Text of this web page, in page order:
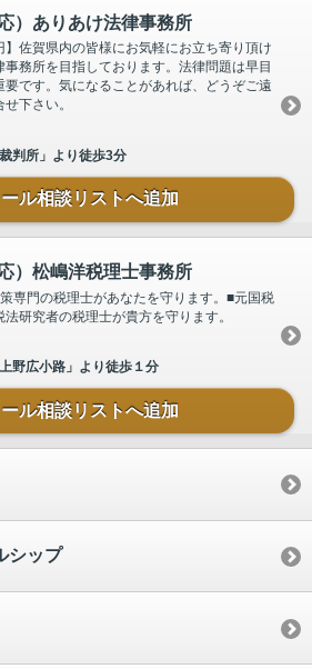
）ありあけ法律事務所
】佐賀県内の皆様にお気軽にお立ち寄り頂け
事務所を目指しております。法律問題は早目
要です。気になることがあれば、どうぞご遠
下さい。
裁判所」より徒歩3分
ル相談リストへ追加
）松嶋洋税理士事務所
専門の税理士があなたを守ります。■元国税
研究者の税理士が貴方を守ります。
上野広小路」より徒歩１分
ル相談リストへ追加
シップ